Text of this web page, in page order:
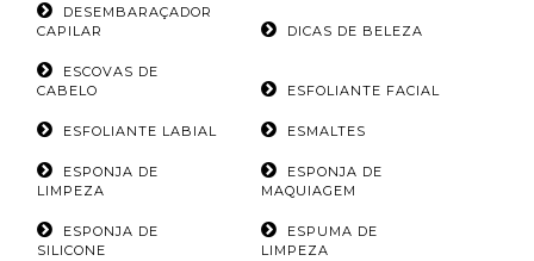
DESEMBARAÇADOR
CAPILAR
DICAS DE BELEZA
ESCOVAS DE
CABELO
ESFOLIANTE FACIAL
ESFOLIANTE LABIAL ESMALTES
ESPONJA DE
LIMPEZA
ESPONJA DE
MAQUIAGEM
ESPONJA DE
SILICONE
ESPUMA DE
LIMPEZA